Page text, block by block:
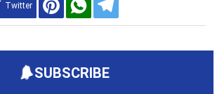
Twitter
SUBSCRIBE